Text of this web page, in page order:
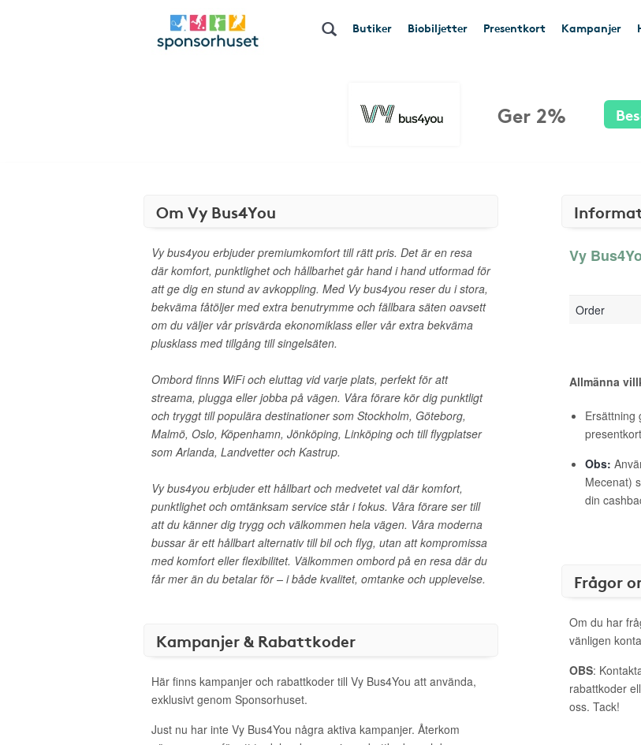
Butiker Biobiljetter Presentkort Kampanjer
Ger 2%
Om Vy Bus4You
Vy bus4you erbjuder premiumkomfort till rätt pris. Det är en resa
där komfort, punktlighet och hållbarhet går hand i hand utformad för
att ge dig en stund av avkoppling. Med Vy bus4you reser du i stora,
bekväma fåtöljer med extra benutrymme och fällbara säten oavsett
om du väljer vår prisvärda ekonomiklass eller vår extra bekväma
plusklass med tillgång till singelsäten.
Ombord finns WiFi och eluttag vid varje plats, perfekt för att
streama, plugga eller jobba på vägen. Våra förare kör dig punktligt
och tryggt till populära destinationer som Stockholm, Göteborg,
Malmö, Oslo, Köpenhamn, Jönköping, Linköping och till flygplatser
som Arlanda, Landvetter och Kastrup.
Vy bus4you erbjuder ett hållbart och medvetet val där komfort,
punktlighet och omtänksam service står i fokus. Våra förare ser till
att du känner dig trygg och välkommen hela vägen. Våra moderna
bussar är ett hållbart alternativ till bil och flyg, utan att kompromissa
med komfort eller flexibilitet. Välkommen ombord på en resa där du
får mer än du betalar för – i både kvalitet, omtanke och upplevelse.
Kampanjer & Rabattkoder
Här finns kampanjer och rabattkoder till Vy Bus4You att använda,
exklusivt genom Sponsorhuset.
Just nu har inte Vy Bus4You några aktiva kampanjer. Återkom
Vy
Order
Allmänna
Ersättning
Obs:
Mecenat)
din
Frågor
Om du har
vänligen
OBS:
rabattkoder
oss. Tack!